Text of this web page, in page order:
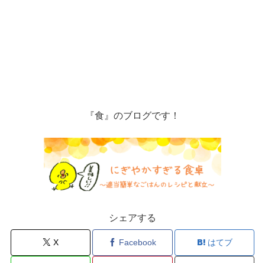
『食』のブログです！
シェアする
X Facebook はてブ